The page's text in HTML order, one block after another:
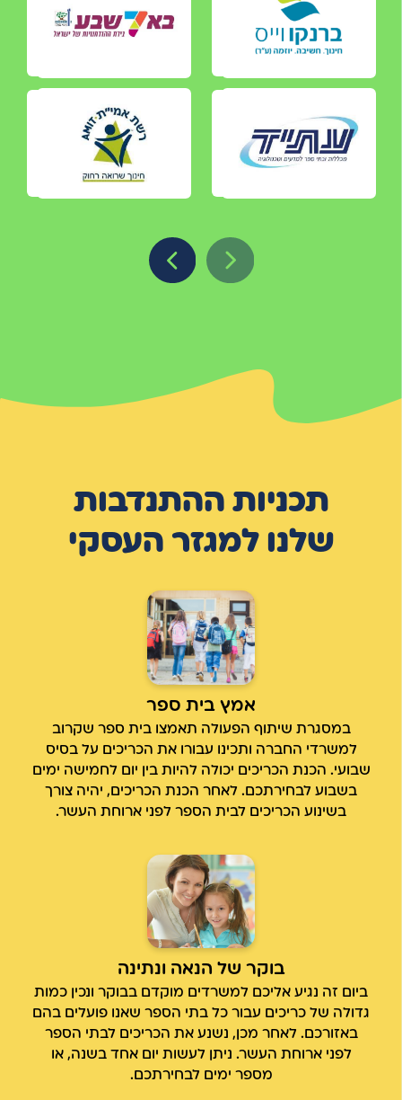
תכניות ההתנדבות
שלנו למגזר העסקי
אמץ בית ספר
במסגרת שיתוף הפעולה תאמצו בית ספר שקרוב
למשרדי החברה ותכינו עבורו את הכריכים על בסיס
שבועי. הכנת הכריכים יכולה להיות בין יום לחמישה ימים
בשבוע לבחירתכם. לאחר הכנת הכריכים, יהיה צורך
בשינוע הכריכים לבית הספר לפני ארוחת העשר.
בוקר של הנאה ונתינה
ביום זה נגיע אליכם למשרדים מוקדם בבוקר ונכין כמות
גדולה של כריכים עבור כל בתי הספר שאנו פועלים בהם
באזורכם. לאחר מכן, נשנע את הכריכים לבתי הספר
לפני ארוחת העשר. ניתן לעשות יום אחד בשנה, או
מספר ימים לבחירתכם.